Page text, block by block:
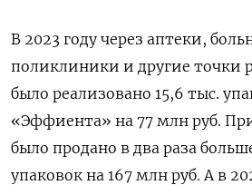
В 2023 году через аптеки,
поликлиники и другие точки
было реализовано 15,6 тыс.
«Эффиента» на 77 млн руб.
было продано в два раза
упаковок на 167 млн руб. А в